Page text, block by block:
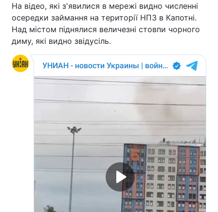
На відео, які з'явилися в мережі видно численні
осередки займання на території НПЗ в Капотні.
Над містом піднялися величезні стовпи чорного
диму, які видно звідусіль.